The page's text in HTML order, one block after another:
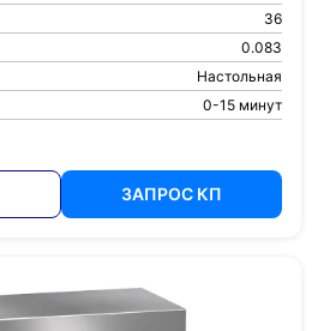
36
0.083
Настольная
0-15 минут
ЗАПРОС КП